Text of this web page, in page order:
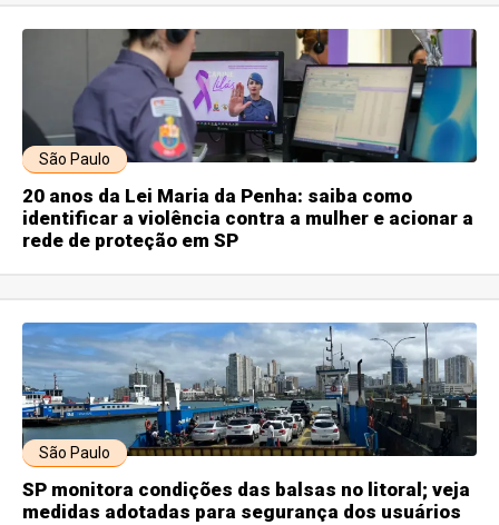
São Paulo
20 anos da Lei Maria da Penha: saiba como
identificar a violência contra a mulher e acionar a
rede de proteção em SP
São Paulo
SP monitora condições das balsas no litoral; veja
medidas adotadas para segurança dos usuários